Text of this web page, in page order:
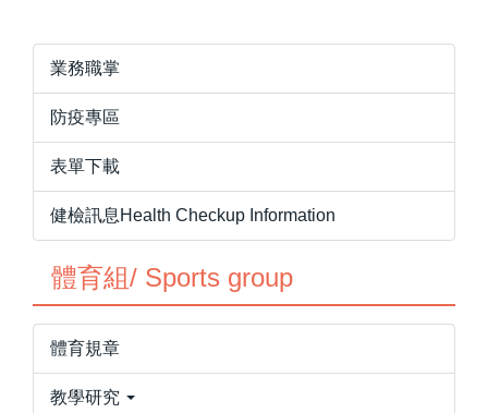
業務職掌
防疫專區
表單下載
健檢訊息Health Checkup Information
體育組/ Sports group
體育規章
教學研究